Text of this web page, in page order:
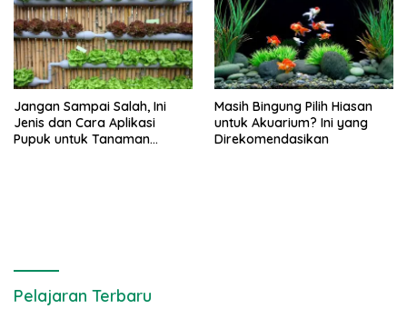
Jangan Sampai Salah, Ini
Jenis dan Cara Aplikasi
Pupuk untuk Tanaman
Masih Bingung Pilih Hiasan
untuk Akuarium? Ini yang
Direkomendasikan
Pelajaran Terbaru